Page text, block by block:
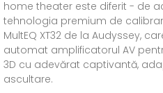
home theater este diferit - de
tehnologia premium de
MultEQ XT32 de la Audyssey,
automat amplificatorul AV
3D cu adevărat captivantă,
ascultare.